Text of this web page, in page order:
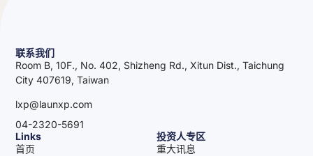
Links
首页
投资人专区
重大讯息
联系我们
Room B, 10F., No. 402, Shizheng Rd., Xitun Dist., Taichung
City 407619, Taiwan
lxp@launxp.com
04-2320-5691